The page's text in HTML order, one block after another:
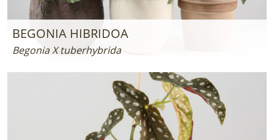
BEGONIA HIBRIDOA
Begonia X tuberhybrida